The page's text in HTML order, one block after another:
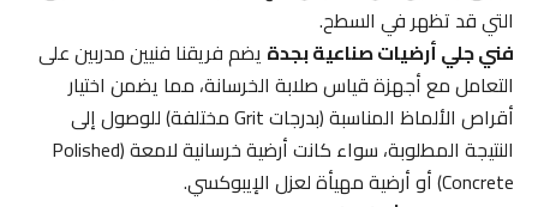
التي قد تظهر في السطح.
فني جلي أرضيات صناعية بجدةيضم فريقنا فنيين مدربين على
التعامل مع أجهزة قياس صلابة الخرسانة، مما يضمن اختيار
أقراص الألماظ المناسبة (بدرجات Grit مختلفة) للوصول إلى
النتيجة المطلوبة، سواء كانت أرضية خرسانية لامعة (Polished
Concrete) أو أرضية مهيأة لعزل الإيبوكسي.